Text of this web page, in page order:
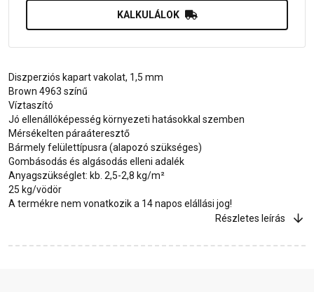
KALKULÁLOK
Diszperziós kapart vakolat, 1,5 mm
Brown 4963 színű
Víztaszító
Jó ellenállóképesség környezeti hatásokkal szemben
Mérsékelten páraáteresztő
Bármely felülettípusra (alapozó szükséges)
Gombásodás és algásodás elleni adalék
Anyagszükséglet: kb. 2,5-2,8 kg/m²
25 kg/vödör
A termékre nem vonatkozik a 14 napos elállási jog!
Részletes leírás